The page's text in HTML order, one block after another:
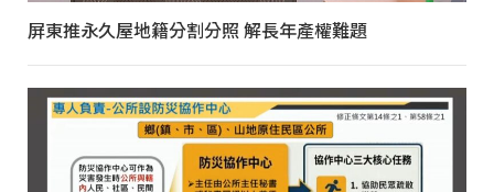
屏東推永久屋地籍分割分照 解長年產權難題